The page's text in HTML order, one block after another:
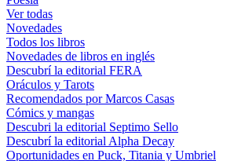
Ver todas
Novedades
Todos los libros
Novedades de libros en inglés
Descubrí la editorial FERA
Oráculos y Tarots
Recomendados por Marcos Casas
Cómics y mangas
Descubri la editorial Septimo Sello
Descubrí la editorial Alpha Decay
Oportunidades en Puck, Titania y Umbriel